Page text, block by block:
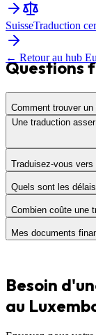
SuisseTraduction
← Retour au hub
Questions
Comment trouver
Une traduction
Traduisez-vous
Quels sont les
Combien coûte une
Mes documents
Besoin
au